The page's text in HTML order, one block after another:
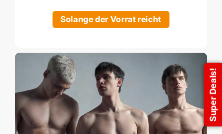
Solange der Vorrat reicht
Super Deals!